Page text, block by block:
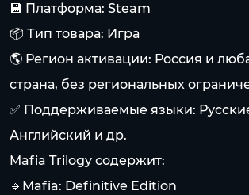
💾 Платформа: Steam
📦 Тип товара: Игра
🌎 Регион активации: Россия и
страна, без региональных
✅ Поддерживаемые языки:
Английский и др.
Mafia Trilogy содержит:
🔹Mafia: Definitive Edition